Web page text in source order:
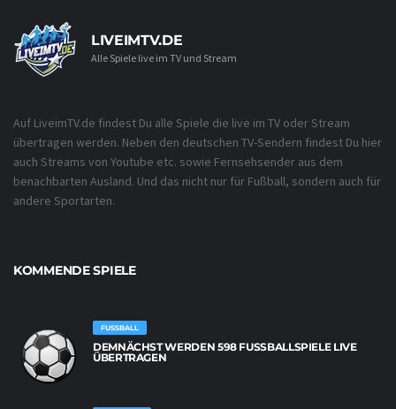
LIVEIMTV.DE
Alle Spiele live im TV und Stream
Auf LiveimTV.de findest Du alle Spiele die live im TV oder Stream
übertragen werden. Neben den deutschen TV-Sendern findest Du hier
auch Streams von Youtube etc. sowie Fernsehsender aus dem
benachbarten Ausland. Und das nicht nur für Fußball, sondern auch für
andere Sportarten.
KOMMENDE SPIELE
FUSSBALL
DEMNÄCHST WERDEN 598 FUSSBALLSPIELE LIVE Ü
BERTRAGEN